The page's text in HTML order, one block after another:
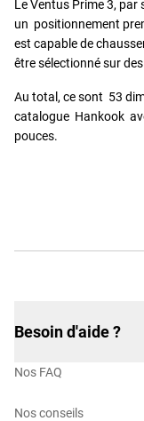
Le Ventus Prime 3,
un positionnement
est capable de
être sélectionné sur
Au total, ce sont 53
catalogue Hankook
pouces.
Besoin d'aide ?
Nos FAQ
Nos conseils